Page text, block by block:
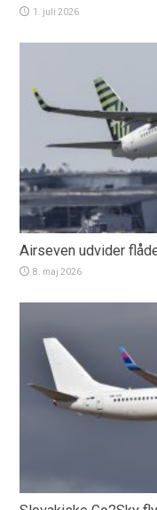
1. juli 2026
Airseven udvider
8. maj 2026